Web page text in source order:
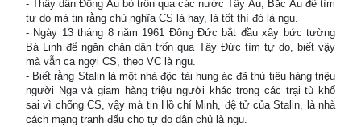
- Thấy dân Đông Âu bỏ trốn qua các nước Tây Âu, Bắc Âu để tìm
tự do mà tin rằng chủ nghĩa CS là hay, là tốt thì đó là ngu.
- Ngày 13 tháng 8 năm 1961 Đông Đức bắt đầu xây bức tường
Bá Linh để ngăn chặn dân trốn qua Tây Đức tìm tự do, biết vậy
mà vẫn ca ngợi CS, theo VC là ngu.
- Biết rằng Stalin là một nhà độc tài hung ác đã thủ tiêu hàng triệu
người Nga và giam hàng triệu người khác trong các trại tù khổ
sai vì chống CS, vậy mà tin Hồ chí Minh, đệ tử của Stalin, là nhà
cách mạng tranh đấu cho tự do dân chủ là ngu.